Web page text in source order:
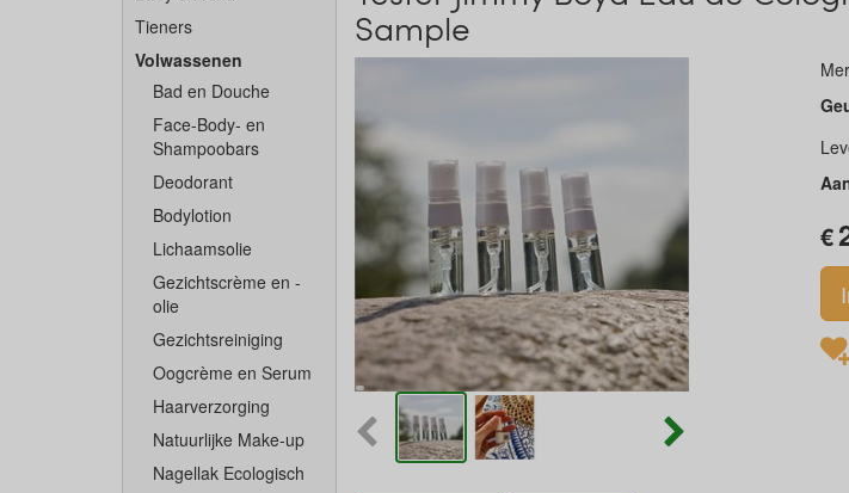
Tieners
Volwassenen
Bad en Douche
Face-Body- en
Shampoobars
Deodorant
Bodylotion
Lichaamsolie
Gezichtscrème en -
olie
Gezichtsreiniging
Oogcrème en Serum
Haarverzorging
Natuurlijke Make-up
Nagellak Ecologisch
Sample
€